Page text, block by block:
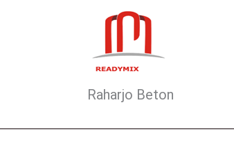
Raharjo Beton